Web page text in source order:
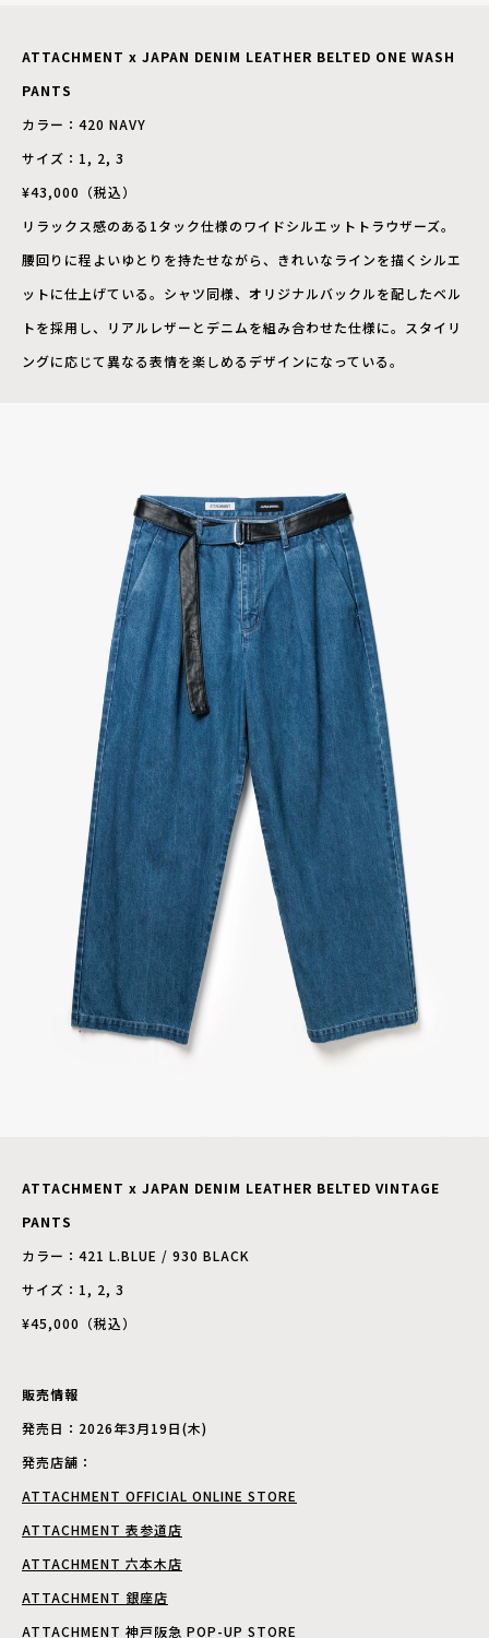
ATTACHMENT x JAPAN DENIM LEATHER BELTED ONE WASH
PANTS
カラー：420 NAVY
サイズ：1, 2, 3
¥43,000（税込）
リラックス感のある1タック仕様のワイドシルエットトラウザーズ。
腰回りに程よいゆとりを持たせながら、きれいなラインを描くシルエ
ットに仕上げている。シャツ同様、オリジナルバックルを配したベル
トを採用し、リアルレザーとデニムを組み合わせた仕様に。スタイリ
ングに応じて異なる表情を楽しめるデザインになっている。
ATTACHMENT x JAPAN DENIM LEATHER BELTED VINTAGE
PANTS
カラー：421 L.BLUE / 930 BLACK
サイズ：1, 2, 3
¥45,000（税込）
販売情報
発売日：2026年3月19日(木)
発売店舗：
ATTACHMENT OFFICIAL ONLINE STORE
ATTACHMENT 表参道店
ATTACHMENT 六本木店
ATTACHMENT 銀座店
ATTACHMENT 神戸阪急 POP-UP STORE